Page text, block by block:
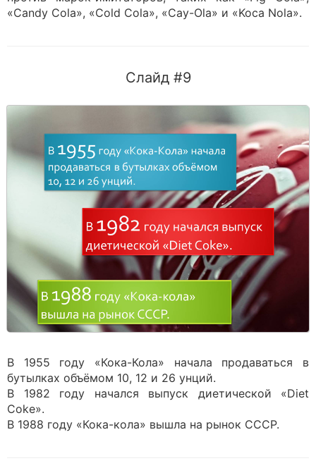
«Candy Cola», «Cold Cola», «Cay-Ola» и «Koca Nola».
Слайд #9
В 1955 году «Кока-Кола» начала продаваться в
бутылках объёмом 10, 12 и 26 унций.
В 1982 году начался выпуск диетической «Diet
Coke».
В 1988 году «Кока-кола» вышла на рынок СССР.